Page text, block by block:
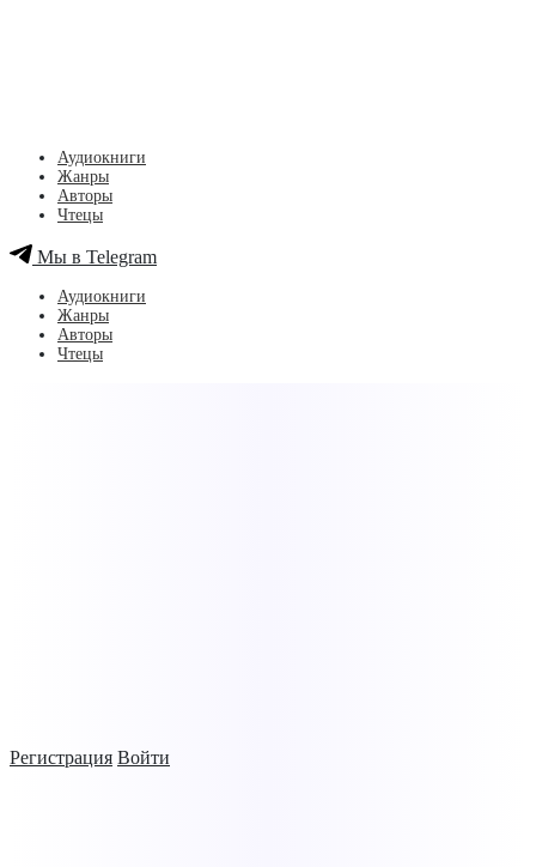
Регистрация Войти
Аудиокниги
Жанры
Авторы
Чтецы
Мы в Telegram
Аудиокниги
Жанры
Авторы
Чтецы